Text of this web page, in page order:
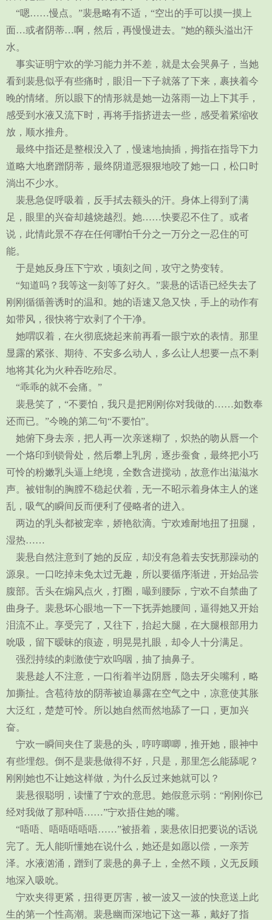
“嗯……慢点。”裴悬略有不适，“空出的手可以摸一摸上
面…或者阴蒂…啊，然后，再慢慢进去。”她的额头溢出汗
水。
事实证明宁欢的学习能力并不差，就是太会哭鼻子，当她
看到裴悬似乎有些痛时，眼泪一下子就落了下来，裹挟着今
晚的情绪。所以眼下的情形就是她一边落雨一边上下其手，
感受到水液又流下时，再将手指挤进去一些，感受着紧缩收
放，顺水推舟。
最终中指还是整根没入了，慢速地抽插，拇指在指导下力
道略大地磨蹭阴蒂，最终阴道恶狠狠地咬了她一口，松口时
淌出不少水。
裴悬急促呼吸着，反手拭去额头的汗。身体上得到了满
足，眼里的兴奋却越烧越烈。她……快要忍不住了。或者
说，此情此景不存在任何哪怕千分之一万分之一忍住的可
能。
于是她反身压下宁欢，顷刻之间，攻守之势变转。
“知道吗？我等这一刻等了好久。”裴悬的话语已经失去了
刚刚循循善诱时的温和。她的语速又急又快，手上的动作有
如带风，很快将宁欢剥了个干净。
她喟叹着，在火彻底烧起来前再看一眼宁欢的表情。那里
显露的紧张、期待、不安多么动人，多么让人想要一点不剩
地将其化为火种吞吃殆尽。
“乖乖的就不会痛。”
裴悬笑了，“不要怕，我只是把刚刚你对我做的……如数奉
还而已。”今晚的第二句“不要怕”。
她俯下身去亲，把人再一次亲迷糊了，炽热的吻从唇一个
一个烙印到锁骨处，然后攀上乳房，逐步蚕食，最终把小巧
可怜的粉嫩乳头逼上绝境，全数含进搅动，故意作出滋滋水
声。被钳制的胸膛不稳起伏着，无一不昭示着身体主人的迷
乱，吸气的瞬间反而便利了侵略者的进入。
两边的乳头都被宠幸，娇艳欲滴。宁欢难耐地扭了扭腿，
湿热……
裴悬自然注意到了她的反应，却没有急着去安抚那躁动的
源泉。一口吃掉未免太过无趣，所以要循序渐进，开始品尝
腹部。舌头在煽风点火，打圈，嘬到腰际，宁欢不自禁曲了
曲身子。裴悬坏心眼地一下一下抚弄她腰间，逼得她又开始
泪流不止。享受完了，又往下，抬起大腿，在大腿根部用力
吮吸，留下暧昧的痕迹，明晃晃扎眼，却令人十分满足。
强烈持续的刺激使宁欢呜咽，抽了抽鼻子。
裴悬趁人不注意，一口衔着半边阴唇，隐去牙尖嘴利，略
加撕扯。含苞待放的阴蒂被迫暴露在空气之中，凉意使其胀
大泛红，楚楚可怜。所以她自然而然地舔了一口，更加兴
奋。
宁欢一瞬间夹住了裴悬的头，哼哼唧唧，推开她，眼神中
有些埋怨。倒不是裴悬做得不好，只是，那里怎么能舔呢？
刚刚她也不让她这样做，为什么反过来她就可以？
裴悬很聪明，读懂了宁欢的意思。她假意示弱：“刚刚你已
经对我做了那种唔……”宁欢捂住她的嘴。
“唔唔、唔唔唔唔唔……”被捂着，裴悬依旧把要说的话说
完了。无人能听懂她在说什么，她还是如愿以偿，一亲芳
泽。水液汹涌，蹭到了裴悬的鼻子上，全然不顾，义无反顾
地深入吸吮。
宁欢夹得更紧，扭得更厉害，被一波又一波的快意送上此
生的第一个性高潮。裴悬幽而深地记下这一幕，戴好了指